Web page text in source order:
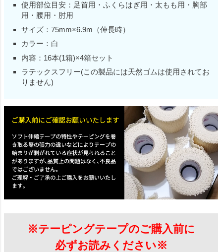
使用部位目安：足首用・ふくらはぎ用・太もも用・胸部
用・腰用・肘用
サイズ：75mm×6.9m（伸長時）
カラー：白
内容：16本(1箱)×4箱セット
ラテックスフリー(この製品には天然ゴムは使用されてお
りません)
※テーピングテープのご購入前に
必ずお読みください※